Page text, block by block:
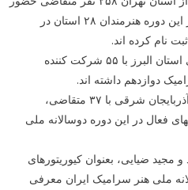
در قسمت نهایی دوسالانه هستند. در این دوره هنرمندان ۲۸ استان در
نام کرده اند.
بعد از استان تهران، سرامیست های استان البرز با ۵۵ شرکت کننده
دوازدهم داشته اند.
استان های اصفهان با ۴۴ متقاضی، آذربایجان شرقی با ۳۷ متقاضی،
استانهای فعال در این دوره دوسالانه ملی
مجید ضیایی، بعنوان کیوریتورهای
ملی هنر سرامیک ایران معرفی